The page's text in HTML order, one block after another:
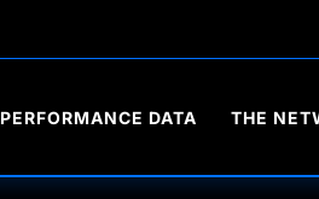
PERFORMANCE DATA THE